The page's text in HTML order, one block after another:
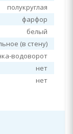
полукруглая
фарфор
белый
(в стену)
водоворот
нет
нет